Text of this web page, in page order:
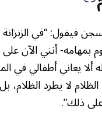
بمهامه- أنني الآن
ألا يعاني أطفالي
لا يطرد الظلام،
ذلك”.